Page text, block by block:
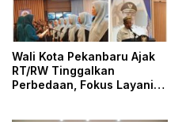
Wali Kota Pekanbaru Ajak
RT/RW Tinggalkan
Perbedaan, Fokus Layani